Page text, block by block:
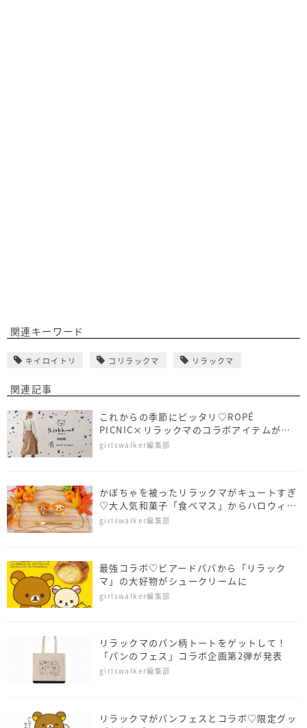
関連キーワード
キイロイトリ コリラックマ リラックマ
関連記事
これからの季節にピッタリ♡ROPÉ
PICNIC×リラックマのコラボアイテムが大
人可愛い
girlswalker編集部
かぼちゃを被ったリラックマがキュートすぎ
♡大人気和菓子「食べマス」からハロウィン
verが発売
girlswalker編集部
最強コラボ♡ビアードパパから「リラック
マ」の大好物がシュークリームに
girlswalker編集部
リラックマのパン柄トートをゲットして！
「パンのフェス」コラボ企画第2弾が発表
girlswalker編集部
リラックマがパンフェスとコラボ♡限定グッ